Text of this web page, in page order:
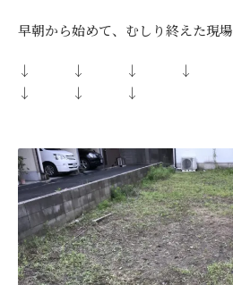
早朝から始めて、むしり終えた現場
↓ ↓ ↓ ↓
↓ ↓ ↓